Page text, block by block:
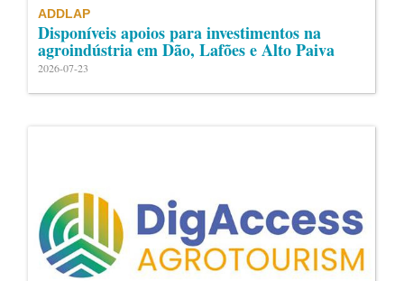
ADDLAP
Disponíveis apoios para investimentos na
agroindústria em Dão, Lafões e Alto Paiva
2026-07-23